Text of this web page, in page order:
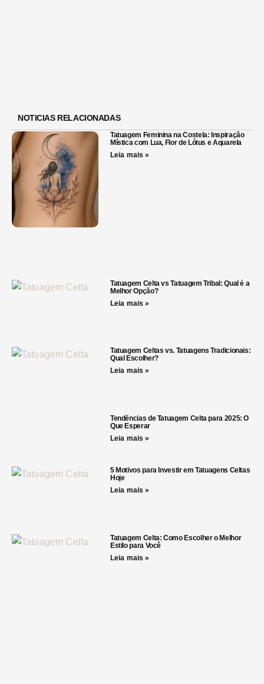
NOTICIAS RELACIONADAS
Tatuagem Feminina na Costela: Inspiração
Mística com Lua, Flor de Lótus e Aquarela
Leia mais »
Tatuagem Celta vs Tatuagem Tribal: Qual é a
Melhor Opção?
Leia mais »
Tatuagem Celtas vs. Tatuagens Tradicionais:
Qual Escolher?
Leia mais »
Tendências de Tatuagem Celta para 2025: O
Que Esperar
Leia mais »
5 Motivos para Investir em Tatuagens Celtas
Hoje
Leia mais »
Tatuagem Celta: Como Escolher o Melhor
Estilo para Você
Leia mais »